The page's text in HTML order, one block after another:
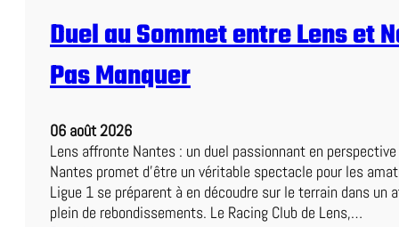
Duel au Sommet entre Lens et
Pas Manquer
06 août 2026
Lens affronte Nantes : un duel passionnant en
Nantes promet d’être un véritable spectacle pour les
Ligue 1 se préparent à en découdre sur le terrain dans un
plein de rebondissements. Le Racing Club de Lens,…